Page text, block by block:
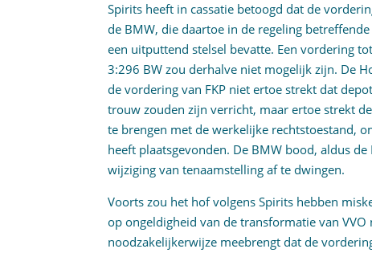
Spirits heeft in cassatie betoogd dat de
de BMW, die daartoe in de regeling
een uitputtend stelsel bevatte. Een vordering
3:296 BW zou derhalve niet mogelijk zijn. De
de vordering van FKP niet ertoe strekt dat
trouw zouden zijn verricht, maar ertoe strekt
te brengen met de werkelijke rechtstoestand,
heeft plaatsgevonden. De BMW bood, aldus
wijziging van tenaamstelling af te dwingen.
Voorts zou het hof volgens Spirits hebben
op ongeldigheid van de transformatie van
noodzakelijkerwijze meebrengt dat de